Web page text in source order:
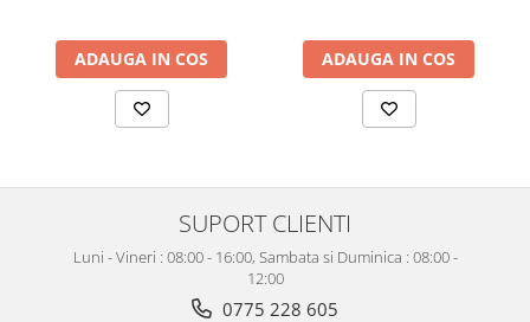
ADAUGA IN COS ADAUGA IN COS
SUPORT CLIENTI
Luni - Vineri : 08:00 - 16:00, Sambata si Duminica : 08:00 -
12:00
0775 228 605